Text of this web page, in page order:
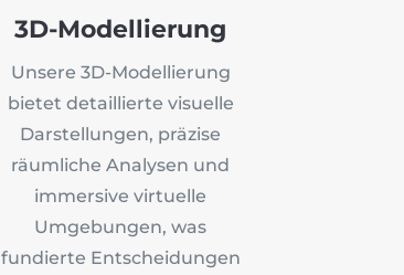
3D-Modellierung
Unsere 3D-Modellierung
bietet detaillierte visuelle
Darstellungen, präzise
räumliche Analysen und
immersive virtuelle
Umgebungen, was
fundierte Entscheidungen